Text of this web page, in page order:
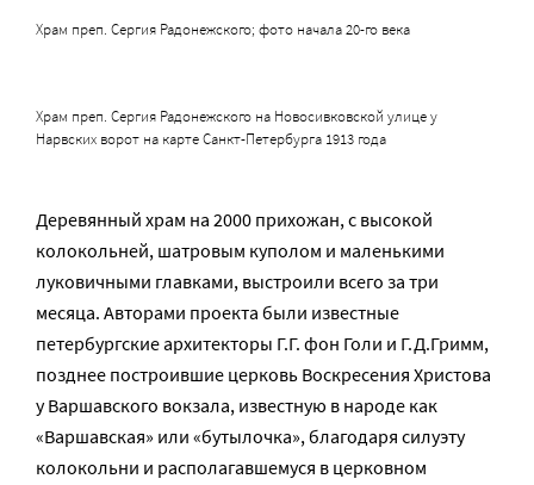
Храм преп. Сергия Радонежского; фото начала 20-го века
Храм преп. Сергия Радонежского на Новосивковской улице у
Нарвских ворот на карте Санкт-Петербурга 1913 года
Деревянный храм на 2000 прихожан, с высокой
колокольней, шатровым куполом и маленькими
луковичными главками, выстроили всего за три
месяца. Авторами проекта были известные
петербургские архитекторы Г.Г. фон Голи и Г.Д.Гримм,
позднее построившие церковь Воскресения Христова
у Варшавского вокзала, известную в народе как
«Варшавская» или «бутылочка», благодаря силуэту
колокольни и располагавшемуся в церковном